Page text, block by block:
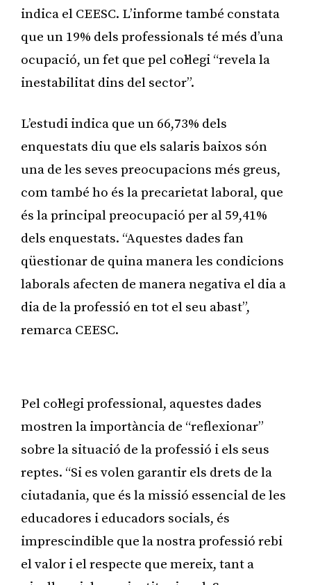
indica el CEESC. L’informe també constata
que un 19% dels professionals té més d’una
ocupació, un fet que pel col·legi “revela la
inestabilitat dins del sector”.
L’estudi indica que un 66,73% dels
enquestats diu que els salaris baixos són
una de les seves preocupacions més greus,
com també ho és la precarietat laboral, que
és la principal preocupació per al 59,41%
dels enquestats. “Aquestes dades fan
qüestionar de quina manera les condicions
laborals afecten de manera negativa el dia a
dia de la professió en tot el seu abast”,
remarca CEESC.
Pel col·legi professional, aquestes dades
mostren la importància de “reflexionar”
sobre la situació de la professió i els seus
reptes. “Si es volen garantir els drets de la
ciutadania, que és la missió essencial de les
educadores i educadors socials, és
imprescindible que la nostra professió rebi
el valor i el respecte que mereix, tant a